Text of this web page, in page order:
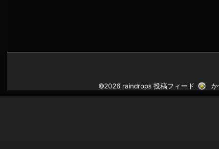
©2026 raindrops投稿フィード